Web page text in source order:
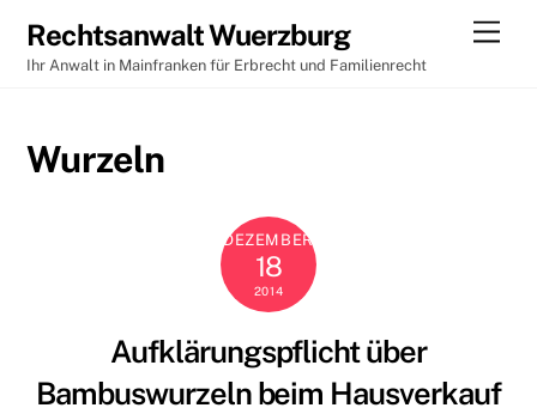
content
Rechtsanwalt Wuerzburg
Ihr Anwalt in Mainfranken für Erbrecht und Familienrecht
Wurzeln
DEZEMBER
18
2014
Aufklärungspflicht über
Bambuswurzeln beim Hausverkauf